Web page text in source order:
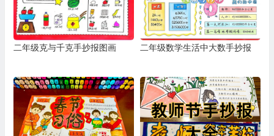
二年级克与千克手抄报图画 二年级数学生活中大数手抄报